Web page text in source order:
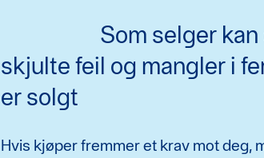
Som selger
skjulte feil og mangler i
er solgt
Hvis kjøper fremmer et krav mot deg,